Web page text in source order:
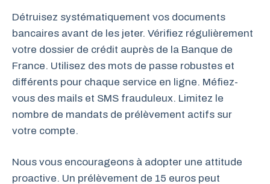
Détruisez systématiquement vos documents
bancaires avant de les jeter. Vérifiez régulièrement
votre dossier de crédit auprès de la Banque de
France. Utilisez des mots de passe robustes et
différents pour chaque service en ligne. Méfiez-
vous des mails et SMS frauduleux. Limitez le
nombre de mandats de prélèvement actifs sur
votre compte.
Nous vous encourageons à adopter une attitude
proactive. Un prélèvement de 15 euros peut